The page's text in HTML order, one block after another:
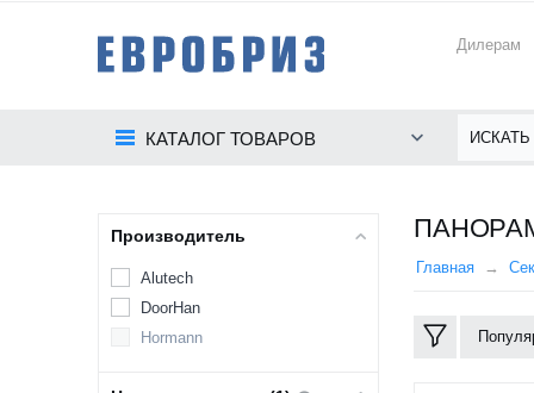
Дилерам
КАТАЛОГ ТОВАРОВ
Главная
Производитель
Alutech
DoorHan
Hormann